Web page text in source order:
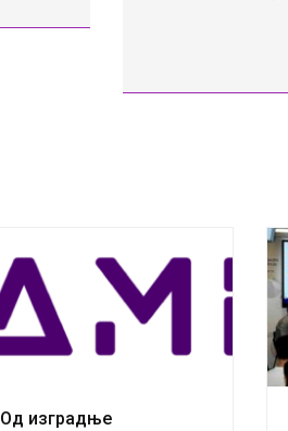
Од изградње